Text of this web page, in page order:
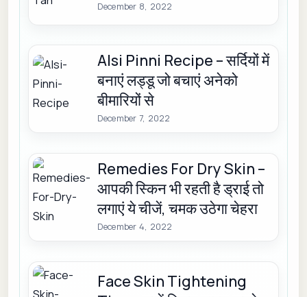
December 8, 2022
Alsi Pinni Recipe – सर्दियों में
बनाएं लड्डू जो बचाएं अनेको
बीमारियों से
December 7, 2022
Remedies For Dry Skin –
आपकी स्किन भी रहती है ड्राई तो
लगाएं ये चीजें, चमक उठेगा चेहरा
December 4, 2022
Face Skin Tightening